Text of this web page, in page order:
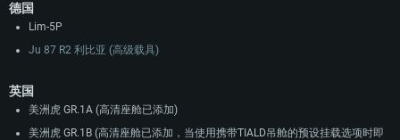
德国
Lim-5P
Ju 87 R2 利比亚 (高级载具)
英国
美洲虎 GR.1A (高清座舱已添加)
美洲虎 GR.1B (高清座舱已添加，当使用携带TIALD吊舱的预设挂载选项时即